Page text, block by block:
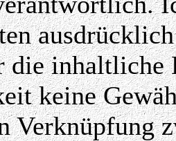
die
keine
Verknüpfung